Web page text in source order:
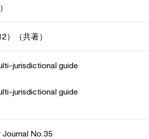
）（共著）
jurisdictional guide
jurisdictional guide
No.35